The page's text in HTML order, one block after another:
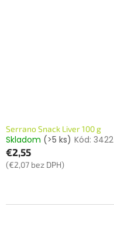
Serrano Snack Liver 100 g
Skladom (>5 ks) Kód: 3422
€2,55
(€2,07 bez DPH)